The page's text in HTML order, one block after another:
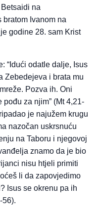
na
bratom Ivanom na
godine 28. sam Krist
“Idući odatle dalje, Isus
Zebedejeva i brata mu
Pozva ih. Oni
za njim” (Mt 4,21-
je najužem krugu
nazočan uskrsnuću
na Taboru i njegovoj
znamo da je bio
nisu htjeli primiti
li da zapovjedimo
Isus se okrenu pa ih
56).